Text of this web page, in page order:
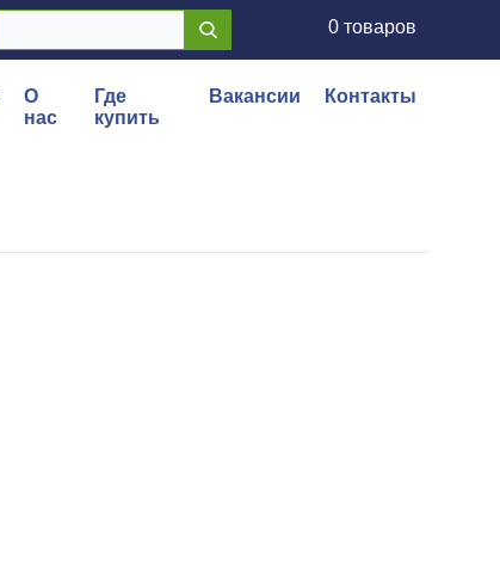
0 товаров
О
нас
Где
купить
Вакансии Контакты